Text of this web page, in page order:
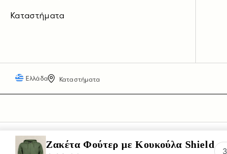
Καταστήματα
Ελλάδα Καταστήματα
Ζακέτα Φούτερ με Κουκούλα Shield